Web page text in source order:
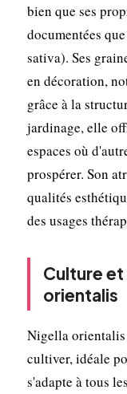
bien que ses
documentées
sativa). Ses
en décoration,
grâce à la
jardinage, elle
espaces où
prospérer. Son
qualités
des usages
Culture
orientalis
Nigella orientalis
cultiver, idéale
s'adapte à tous